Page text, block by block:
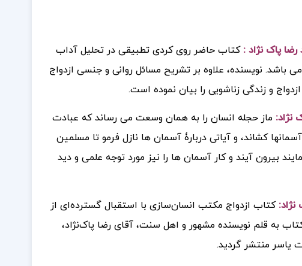
پاک نژاد :کتاب حاضر روی‌ کردی تطبیقی در تحلیل آداب
باشد. نویسنده، علاوه بر تشریح مسائل روانی و جنسی ازدواج
و زندگی زناشویی را بیان نموده است.
نژاد: ماز حجله انسان را به همان وسعت می رساند که عبادت
کشاند، و آیاتی دربارۀ آسمان ها نازل فرمو تا مسلمین
بیرون آیند و کار آسمان ها را نیز مورد توجه علمی و دید
نژاد:کتاب ازدواج مکتب انسان‌سازی با استقبال گسترده‌ای از
به قلم نویسنده مشهور و اهل سنت، آقای رضا پاک‌نژاد،